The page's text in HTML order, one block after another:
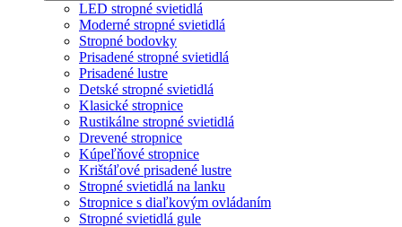
LED stropné svietidlá
Moderné stropné svietidlá
Stropné bodovky
Prisadené stropné svietidlá
Prisadené lustre
Detské stropné svietidlá
Klasické stropnice
Rustikálne stropné svietidlá
Drevené stropnice
Kúpeľňové stropnice
Krištáľové prisadené lustre
Stropné svietidlá na lanku
Stropnice s diaľkovým ovládaním
Stropné svietidlá gule